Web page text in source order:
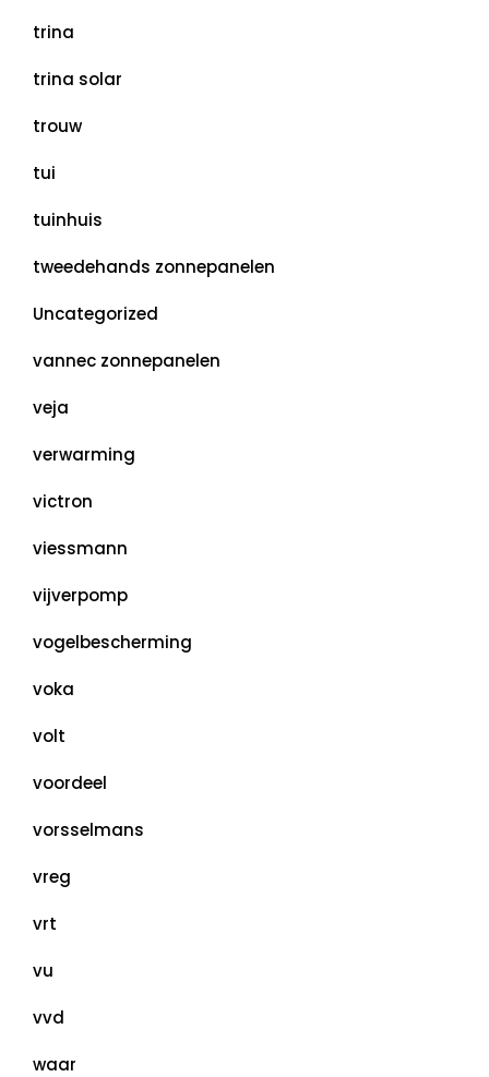
trina
trina solar
trouw
tui
tuinhuis
tweedehands zonnepanelen
Uncategorized
vannec zonnepanelen
veja
verwarming
victron
viessmann
vijverpomp
vogelbescherming
voka
volt
voordeel
vorsselmans
vreg
vrt
vu
vvd
waar